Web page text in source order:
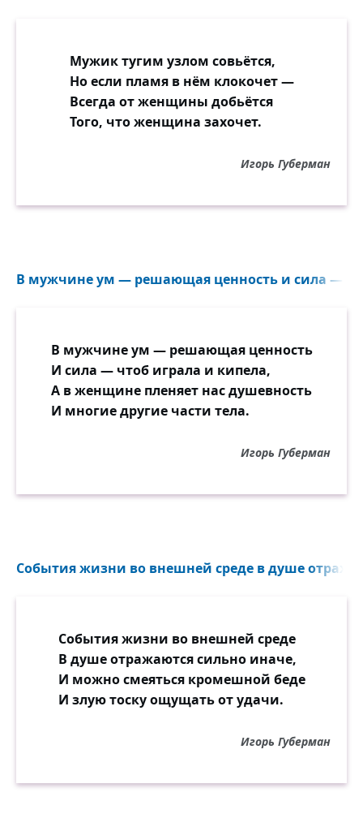
Мужик тугим узлом совьётся,
Но если пламя в нём клокочет —
Всегда от женщины добьётся
Того, что женщина захочет.
Игорь Губерман
В мужчине ум — решающая ценность и сила —
В мужчине ум — решающая ценность
И сила — чтоб играла и кипела,
А в женщине пленяет нас душевность
И многие другие части тела.
Игорь Губерман
События жизни во внешней среде в душе
События жизни во внешней среде
В душе отражаются сильно иначе,
И можно смеяться кромешной беде
И злую тоску ощущать от удачи.
Игорь Губерман